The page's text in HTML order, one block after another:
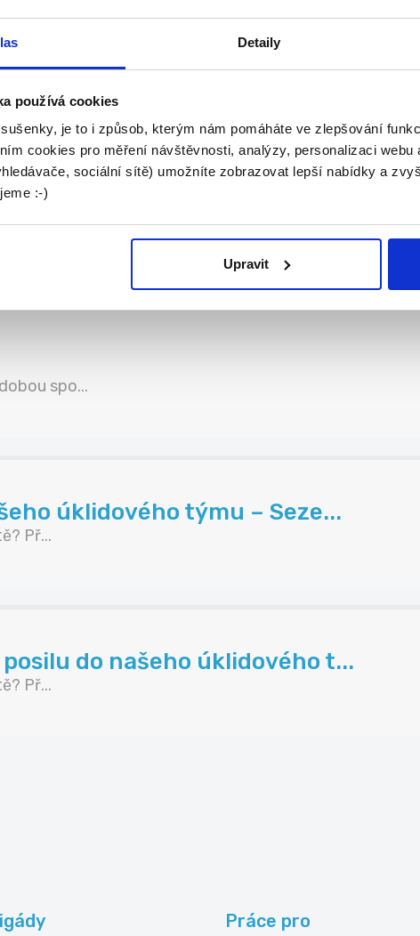
Detaily
používá cookies
je to i způsob, kterým nám pomáháte ve zlepšování
cookies pro měření návštěvnosti, analýzy, personalizaci webu
sociální sítě) umožníte zobrazovat lepší nabídky a
:-)
Upravit
350Kč/hod.
...
ok...
spo...
úklidového týmu – Seze...
Př...
do našeho úklidového t...
Př...
Práce pro